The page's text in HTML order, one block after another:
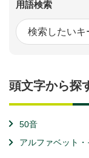
用語検索
頭文字から探
50音
アルファベット